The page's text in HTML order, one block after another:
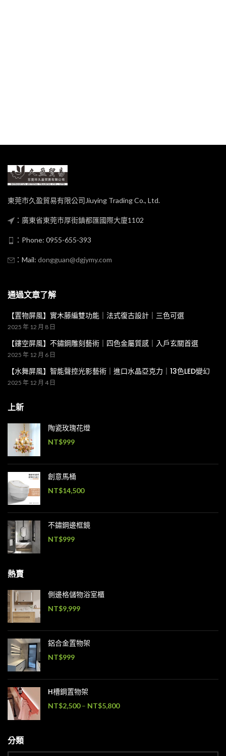
東莞市久盈貿易有限公司Jiuying Trading Co., Ltd.
：廣東省東莞市厚街鎮都匯國際大廈1102
：Phone: 0955-655-393
：Mail: dongguan@dgjymy.com
通過文章了解
【置物屏風】實木藤編雙功能｜法式復古設計｜三色可選
2025 年 12 月 8 日
【鏤空屏風】不鏽鋼雕刻藝術｜四色金屬質感｜入戶玄關首選
2025 年 12 月 6 日
【水舞屏風】智能聲控光影藝術｜進口水晶亞克力｜13色LED變幻
2025 年 12 月 4 日
上新
陶瓷玫瑰花燈
NT$999
創意馬桶
NT$14,500
不鏽鋼邊框鏡
NT$999
熱賣
側邊格儲物浴室櫃
NT$9,999
鋁合金置物架
NT$999
H槽鋼置物架
NT$2,500 – NT$5,800
分類